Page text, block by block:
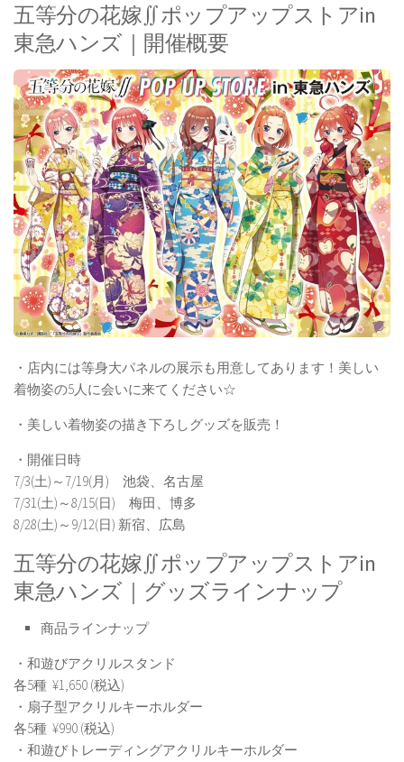
五等分の花嫁∬ポップアップストアin
東急ハンズ｜開催概要
・店内には等身大パネルの展示も用意してあります！美しい
着物姿の5人に会いに来てください☆
・美しい着物姿の描き下ろしグッズを販売！
・開催日時
7/3(土)～7/19(月) 池袋、名古屋
7/31(土)～8/15(日) 梅田、博多
8/28(土)～9/12(日) 新宿、広島
五等分の花嫁∬ポップアップストアin
東急ハンズ｜グッズラインナップ
商品ラインナップ
・和遊びアクリルスタンド
各5種 ¥1,650 (税込)
・扇子型アクリルキーホルダー
各5種 ¥990 (税込)
・和遊びトレーディングアクリルキーホルダー